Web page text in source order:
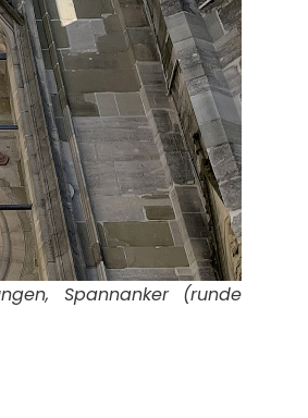
Spannanker (runde